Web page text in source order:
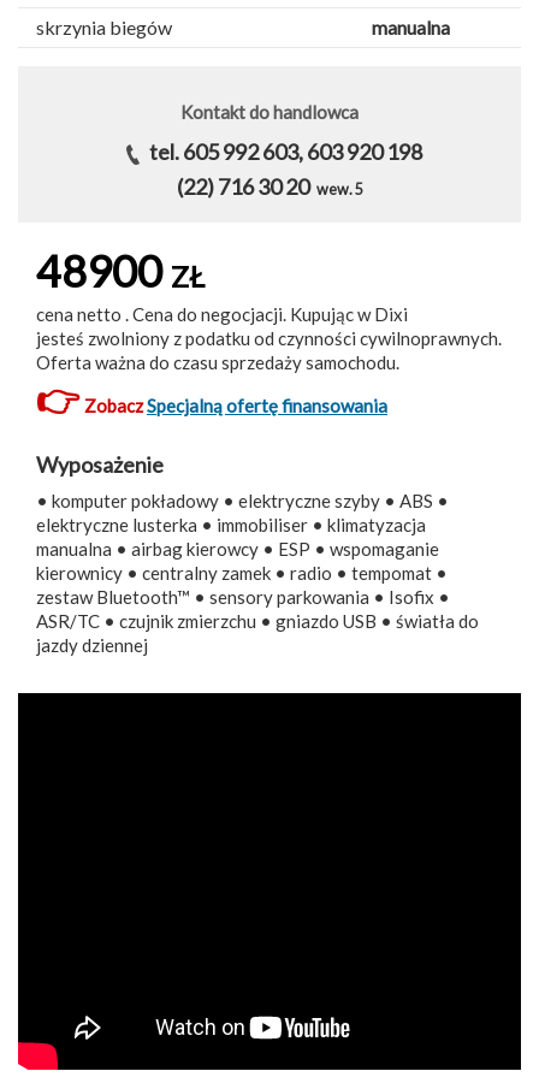
skrzynia biegów
manualna
Kontakt do handlowca
tel. 605 992 603, 603 920 198
(22) 716 30 20 wew. 5
48900 ZŁ
cena netto . Cena do negocjacji. Kupując w Dixi
jesteś zwolniony z podatku od czynności cywilnoprawnych.
Oferta ważna do czasu sprzedaży samochodu.
👉ZobaczSpecjalną ofertę finansowania
Wyposażenie
• komputer pokładowy • elektryczne szyby • ABS •
elektryczne lusterka • immobiliser • klimatyzacja
manualna • airbag kierowcy • ESP • wspomaganie
kierownicy • centralny zamek • radio • tempomat •
zestaw Bluetooth™ • sensory parkowania • Isofix •
ASR/TC • czujnik zmierzchu • gniazdo USB • światła do
jazdy dziennej